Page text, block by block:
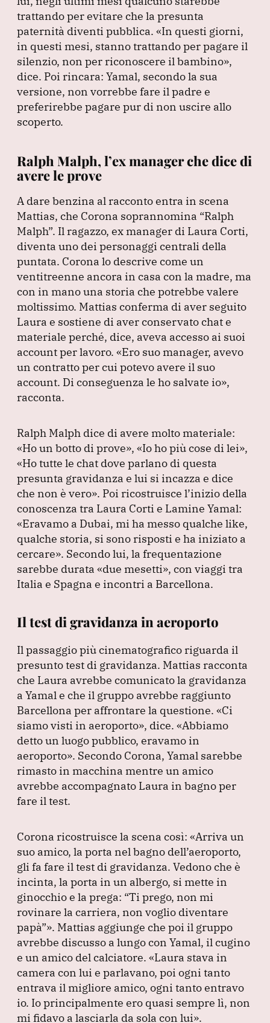
trattando per evitare che la presunta
paternità diventi pubblica. «In questi giorni,
in questi mesi, stanno trattando per pagare il
silenzio, non per riconoscere il bambino»,
dice. Poi rincara: Yamal, secondo la sua
versione, non vorrebbe fare il padre e
preferirebbe pagare pur di non uscire allo
scoperto.
Ralph Malph, l’ex manager che dice di
avere le prove
A dare benzina al racconto entra in scena
Mattias, che Corona soprannomina “Ralph
Malph”. Il ragazzo, ex manager di Laura Corti,
diventa uno dei personaggi centrali della
puntata. Corona lo descrive come un
ventitreenne ancora in casa con la madre, ma
con in mano una storia che potrebbe valere
moltissimo. Mattias conferma di aver seguito
Laura e sostiene di aver conservato chat e
materiale perché, dice, aveva accesso ai suoi
account per lavoro. «Ero suo manager, avevo
un contratto per cui potevo avere il suo
account. Di conseguenza le ho salvate io»,
racconta.
Ralph Malph dice di avere molto materiale:
«Ho un botto di prove», «Io ho più cose di lei»,
«Ho tutte le chat dove parlano di questa
presunta gravidanza e lui si incazza e dice
che non è vero». Poi ricostruisce l’inizio della
conoscenza tra Laura Corti e Lamine Yamal:
«Eravamo a Dubai, mi ha messo qualche like,
qualche storia, si sono risposti e ha iniziato a
cercare». Secondo lui, la frequentazione
sarebbe durata «due mesetti», con viaggi tra
Italia e Spagna e incontri a Barcellona.
Il test di gravidanza in aeroporto
Il passaggio più cinematografico riguarda il
presunto test di gravidanza. Mattias racconta
che Laura avrebbe comunicato la gravidanza
a Yamal e che il gruppo avrebbe raggiunto
Barcellona per affrontare la questione. «Ci
siamo visti in aeroporto», dice. «Abbiamo
detto un luogo pubblico, eravamo in
aeroporto». Secondo Corona, Yamal sarebbe
rimasto in macchina mentre un amico
avrebbe accompagnato Laura in bagno per
fare il test.
Corona ricostruisce la scena così: «Arriva un
suo amico, la porta nel bagno dell’aeroporto,
gli fa fare il test di gravidanza. Vedono che è
incinta, la porta in un albergo, si mette in
ginocchio e la prega: “Ti prego, non mi
rovinare la carriera, non voglio diventare
papà”». Mattias aggiunge che poi il gruppo
avrebbe discusso a lungo con Yamal, il cugino
e un amico del calciatore. «Laura stava in
camera con lui e parlavano, poi ogni tanto
entrava il migliore amico, ogni tanto entravo
io. Io principalmente ero quasi sempre lì, non
mi fidavo a lasciarla da sola con lui».